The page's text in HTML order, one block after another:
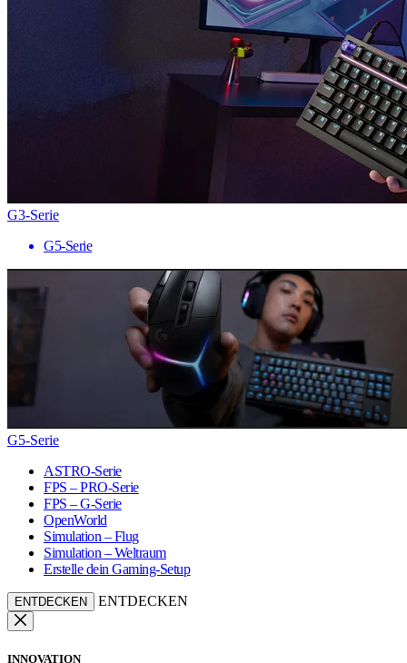
G3-Serie
G5-Serie
G5-Serie
ASTRO-Serie
FPS – PRO-Serie
FPS – G-Serie
OpenWorld
Simulation – Flug
Simulation – Weltraum
Erstelle dein Gaming-Setup
ENTDECKEN ENTDECKEN
INNOVATION